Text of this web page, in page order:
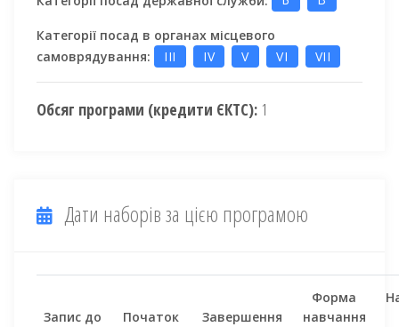
Категорії посад в органах місцевого
самоврядування:
III IV V VI VII
Обсяг програми (кредити ЄКТС): 1
Дати наборів за цією програмою
Запис до Початок Завершення
Форма
навчання